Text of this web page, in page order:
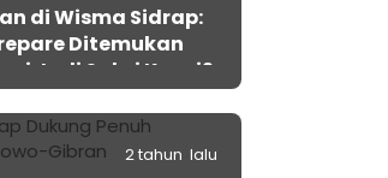
di Wisma Sidrap:
Ditemukan
Jadi Saksi Kunci?
2 tahun lalu